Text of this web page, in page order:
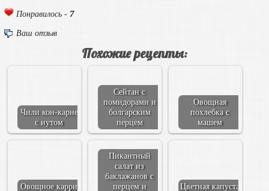
Понравилось -7
Ваш отзыв
Похожие рецепты:
Чили кон-карне
с нутом
Сейтан с
помидорами и
болгарским
перцем
Овощная
похлебка с
машем
Овощное карри
Пикантный
салат из
баклажанов с
перцем и
Цветная капуста